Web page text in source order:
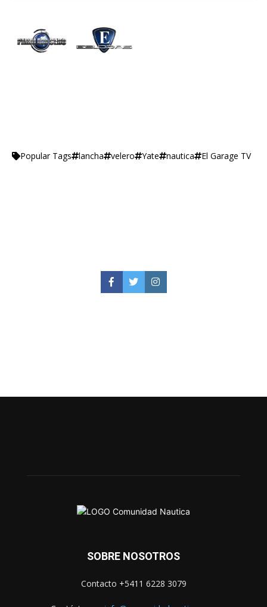
Popular Tags lancha velero Yate nautica El Garage TV
FacebookTwitterInstagram
SOBRE NOSOTROS
Contacto +5411 6228 3079